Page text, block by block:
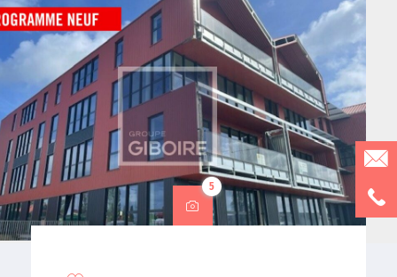
5